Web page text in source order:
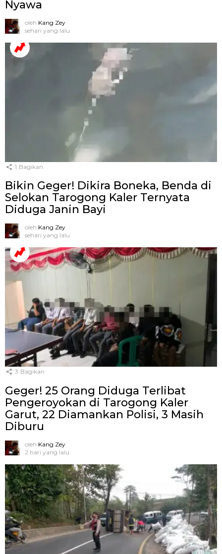
Nyawa
oleh Kang Zey
sehari yang lalu
1 Bagikan
Bikin Geger! Dikira Boneka, Benda di
Selokan Tarogong Kaler Ternyata
Diduga Janin Bayi
oleh Kang Zey
sehari yang lalu
3 Bagikan
Geger! 25 Orang Diduga Terlibat
Pengeroyokan di Tarogong Kaler
Garut, 22 Diamankan Polisi, 3 Masih
Diburu
oleh Kang Zey
2 hari yang lalu